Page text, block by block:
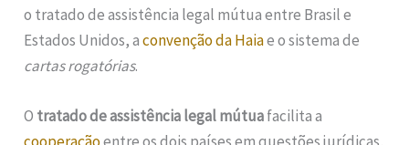
o tratado de assistência legal mútua entre Brasil e
Estados Unidos, aconvenção da Haiae o sistema de
cartas rogatórias.
O tratado de assistência legal mútuafacilita a